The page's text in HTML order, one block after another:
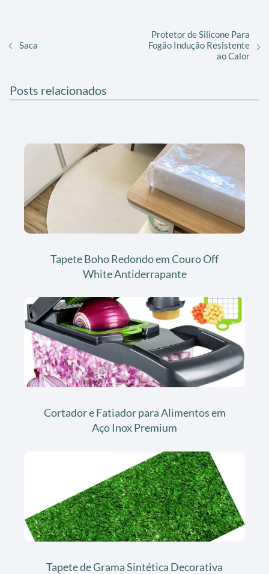
Saca
Protetor de Silicone Para
Fogão Indução Resistente
ao Calor
Posts relacionados
Tapete Boho Redondo em Couro Off
White Antiderrapante
Cortador e Fatiador para Alimentos em
Aço Inox Premium
Tapete de Grama Sintética Decorativa